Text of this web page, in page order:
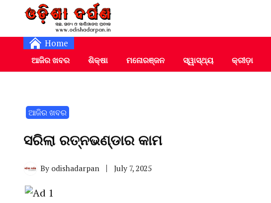
Home
ଆଜିର ଖବର ଶିକ୍ଷା ମନୋରଞ୍ଜନ ସ୍ୱାସ୍ଥ୍ୟ କ୍ରୀଡ଼ା
ଆଜିର ଖବର
ସରିଲା ରତ୍ନଭଣ୍ଡାର କାମ
By odishadarpan July 7, 2025